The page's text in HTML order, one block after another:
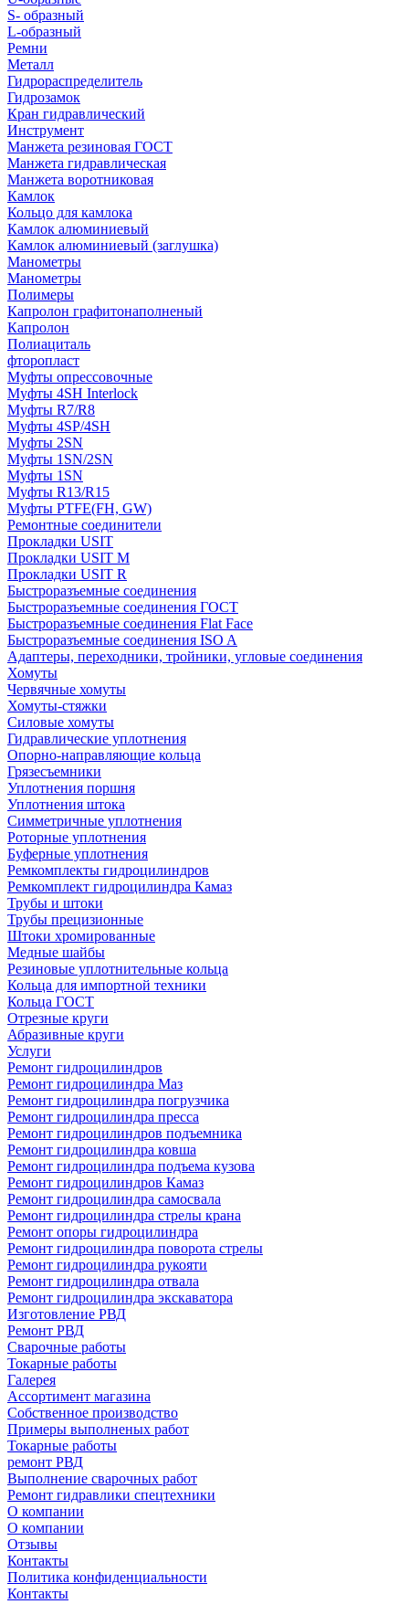
S- образный
L-образный
Ремни
Металл
Гидрораспределитель
Гидрозамок
Кран гидравлический
Инструмент
Манжета резиновая ГОСТ
Манжета гидравлическая
Манжета воротниковая
Камлок
Кольцо для камлока
Камлок алюминиевый
Камлок алюминиевый (заглушка)
Манометры
Манометры
Полимеры
Капролон графитонаполненый
Капролон
Полиациталь
фторопласт
Муфты опрессовочные
Муфты 4SH Interlock
Муфты R7/R8
Муфты 4SP/4SH
Муфты 2SN
Муфты 1SN/2SN
Муфты 1SN
Муфты R13/R15
Муфты PTFE(FH, GW)
Ремонтные соединители
Прокладки USIT
Прокладки USIT M
Прокладки USIT R
Быстроразъемные соединения
Быстроразъемные соединения ГОСТ
Быстроразъемные соединения Flat Face
Быстроразъемные соединения ISO A
Адаптеры, переходники, тройники, угловые соединения
Хомуты
Червячные хомуты
Хомуты-стяжки
Силовые хомуты
Гидравлические уплотнения
Опорно-направляющие кольца
Грязесъемники
Уплотнения поршня
Уплотнения штока
Симметричные уплотнения
Роторные уплотнения
Буферные уплотнения
Ремкомплекты гидроцилиндров
Ремкомплект гидроцилиндра Камаз
Трубы и штоки
Трубы прецизионные
Штоки хромированные
Медные шайбы
Резиновые уплотнительные кольца
Кольца для импортной техники
Кольца ГОСТ
Отрезные круги
Абразивные круги
Услуги
Ремонт гидроцилиндров
Ремонт гидроцилиндра Маз
Ремонт гидроцилиндра погрузчика
Ремонт гидроцилиндра пресса
Ремонт гидроцилиндров подъемника
Ремонт гидроцилиндра ковша
Ремонт гидроцилиндра подъема кузова
Ремонт гидроцилиндров Камаз
Ремонт гидроцилиндра самосвала
Ремонт гидроцилиндра стрелы крана
Ремонт опоры гидроцилиндра
Ремонт гидроцилиндра поворота стрелы
Ремонт гидроцилиндра рукояти
Ремонт гидроцилиндра отвала
Ремонт гидроцилиндра экскаватора
Изготовление РВД
Ремонт РВД
Сварочные работы
Токарные работы
Галерея
Ассортимент магазина
Собственное производство
Примеры выполненых работ
Токарные работы
ремонт РВД
Выполнение сварочных работ
Ремонт гидравлики спецтехники
О компании
О компании
Отзывы
Контакты
Политика конфиденциальности
Контакты